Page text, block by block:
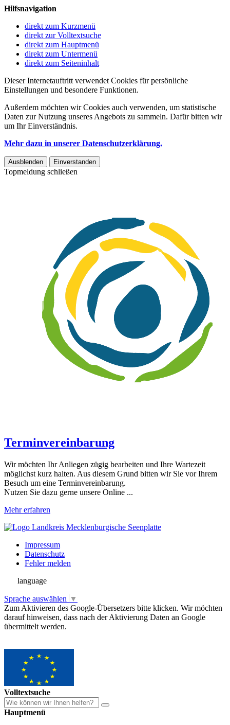
Hilfsnavigation
direkt zum Kurzmenü
direkt zur Volltextsuche
direkt zum Hauptmenü
direkt zum Untermenü
direkt zum Seiteninhalt
Dieser Internetauftritt verwendet Cookies für persönliche
Einstellungen und besondere Funktionen.
Außerdem möchten wir Cookies auch verwenden, um statistische
Daten zur Nutzung unseres Angebots zu sammeln. Dafür bitten wir
um Ihr Einverständnis.
Mehr dazu in unserer Datenschutzerklärung.
Ausblenden Einverstanden
Topmeldung schließen
Terminvereinbarung
Wir möchten Ihr Anliegen zügig bearbeiten und Ihre Wartezeit
möglichst kurz halten. Aus diesem Grund bitten wir Sie vor Ihrem
Besuch um eine Terminvereinbarung.
Nutzen Sie dazu gerne unsere Online ...
Mehr erfahren
Impressum
Datenschutz
Fehler melden
language
Sprache auswählen ▼
Zum Aktivieren des Google-Übersetzers bitte klicken. Wir möchten
darauf hinweisen, dass nach der Aktivierung Daten an Google
übermittelt werden.
Volltextsuche
Hauptmenü